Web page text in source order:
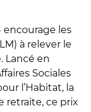
encourage les
à relever le
Lancé en
Sociales
l’Habitat, la
retraite, ce prix